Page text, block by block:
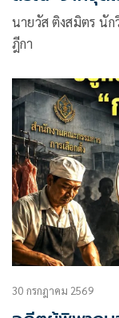
นายวัส ติงสมิตร นักวิชาการอิสระ อดี
ฎีกา
30 กรกฎาคม 2569